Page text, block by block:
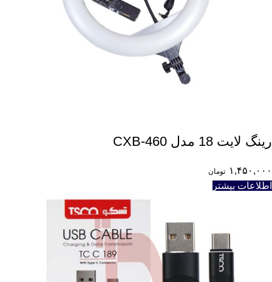
رينگ لايت 18 مدل CXB-460
۱,۴۵۰,۰۰۰ تومان
اطلاعات بیشتر